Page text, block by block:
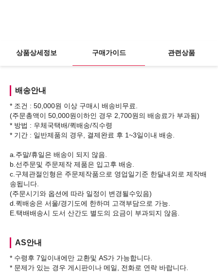
상품상세정보 구매가이드 관련상품
배송안내
* 조건 : 50,000원 이상 구매시 배송비무료.
(주문총액이 50,000원이하인 경우 2,700원의 배송료가 부과됨)
* 방법 : 우체국택배/퀵배송/직수령
* 기간 : 일반제품의 경우, 결제완료 후 1~3일이내 배송.
a.주말/휴일은 배송이 되지 않음.
b.선주문및 주문제작 제품은 입고후 배송.
c.구체관절인형은 주문제작품으로 영업일기준 한달내외로 제작배
송됩니다.
(주문시기와 옵션에 따라 일정이 변경될수있음)
d.퀵배송은 서울/경기도에 한하며 고객부담으로 가능.
AS안내
* 수령후 7일이내에만 교환및 AS가 가능합니다.
* 문제가 있는 경우 게시판이나 메일, 전화로 연락 바랍니다.